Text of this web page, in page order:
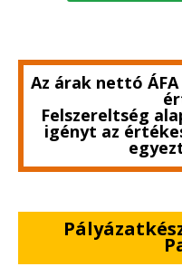
Az árak nettó
Felszereltség
igényt az